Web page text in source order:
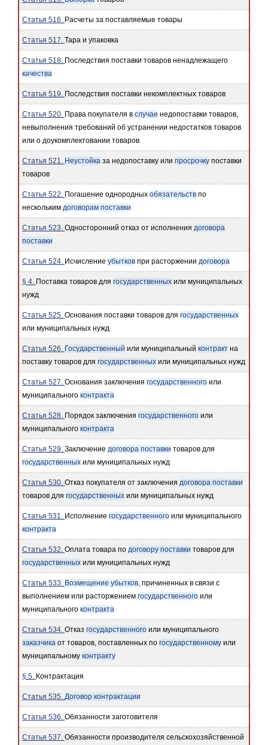
Статья 516. Расчеты за поставляемые товары
Статья 517. Тара и упаковка
Статья 518. Последствия поставки товаров ненадлежащего
качества
Статья 519. Последствия поставки некомплектных товаров
Статья 520. Права покупателя в случае недопоставки товаров,
невыполнения требований об устранении недостатков товаров
или о доукомплектовании товаров
Статья 521. Неустойка за недопоставку или просрочку поставки
товаров
Статья 522. Погашение однородных обязательств по
нескольким договорам поставки
Статья 523. Односторонний отказ от исполнения договора
поставки
Статья 524. Исчисление убытков при расторжении договора
§ 4. Поставка товаров для государственных или муниципальных
нужд
Статья 525. Основания поставки товаров для государственных
или муниципальных нужд
Статья 526. Государственный или муниципальный контракт на
поставку товаров для государственных или муниципальных нужд
Статья 527. Основания заключения государственного или
муниципального контракта
Статья 528. Порядок заключения государственного или
муниципального контракта
Статья 529. Заключение договора поставки товаров для
государственных или муниципальных нужд
Статья 530. Отказ покупателя от заключения договора поставки
товаров для государственных или муниципальных нужд
Статья 531. Исполнение государственного или муниципального
контракта
Статья 532. Оплата товара по договору поставки товаров для
государственных или муниципальных нужд
Статья 533. Возмещение убытков, причиненных в связи с
выполнением или расторжением государственного или
муниципального контракта
Статья 534. Отказ государственного или муниципального
заказчика от товаров, поставленных по государственному или
муниципальному контракту
§ 5. Контрактация
Статья 535. Договор контрактации
Статья 536. Обязанности заготовителя
Статья 537. Обязанности производителя сельскохозяйственной